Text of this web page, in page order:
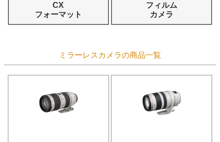
CX
フォーマット
フィルム
カメラ
ミラーレスカメラの商品一覧